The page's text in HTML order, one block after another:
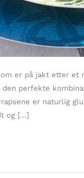
er på jakt etter
perfekte
er naturlig
og […]